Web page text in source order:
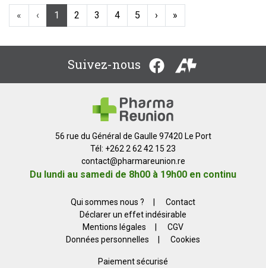
« ‹ 1 2 3 4 5 › »
Suivez-nous
56 rue du Général de Gaulle 97420 Le Port
Tél: +262 2 62 42 15 23
contact@pharmareunion.re
Du lundi au samedi de 8h00 à 19h00 en continu
Qui sommes nous ?
Contact
Déclarer un effet indésirable
Mentions légales
CGV
Données personnelles
Cookies
Paiement sécurisé